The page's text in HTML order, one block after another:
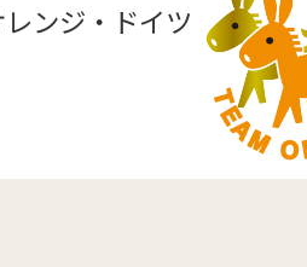
ンジ・ ドイツ